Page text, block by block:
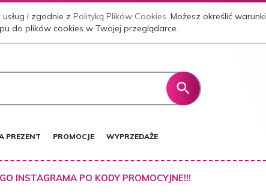
i zgodnie zPolityką Plików Cookies. Możesz określić warunki
do plików cookies w Twojej przeglądarce.
PREZENT PROMOCJE WYPRZEDAŻE
INSTAGRAMA PO KODY PROMOCYJNE!!!